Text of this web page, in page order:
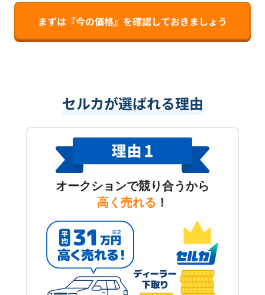
まずは『今の価格』を確認しておきましょう
セルカが選ばれる理由
オークションで競り合うから
高く売れる ！